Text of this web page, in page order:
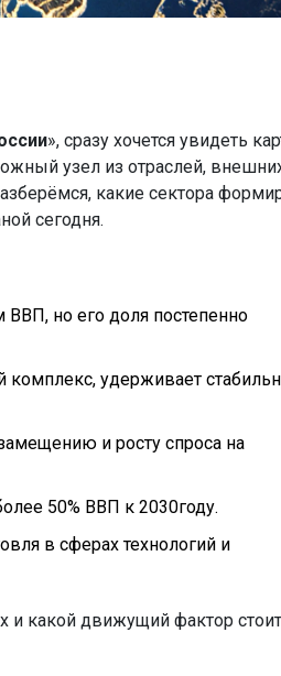
», сразу хочется увидеть
узел из отраслей,
какие сектора
сегодня.
но его доля постепенно
удерживает
и росту спроса на
50% ВВП к 2030году.
в сферах технологий и
и какой движущий фактор